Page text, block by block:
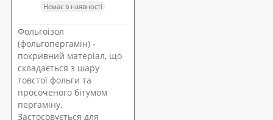
Немає в наявності
Фольгоізол
(фольгопергамін) -
покривний матеріал, що
складається з шару
товстої фольги та
просоченого бітумом
пергаміну.
Застосовується для